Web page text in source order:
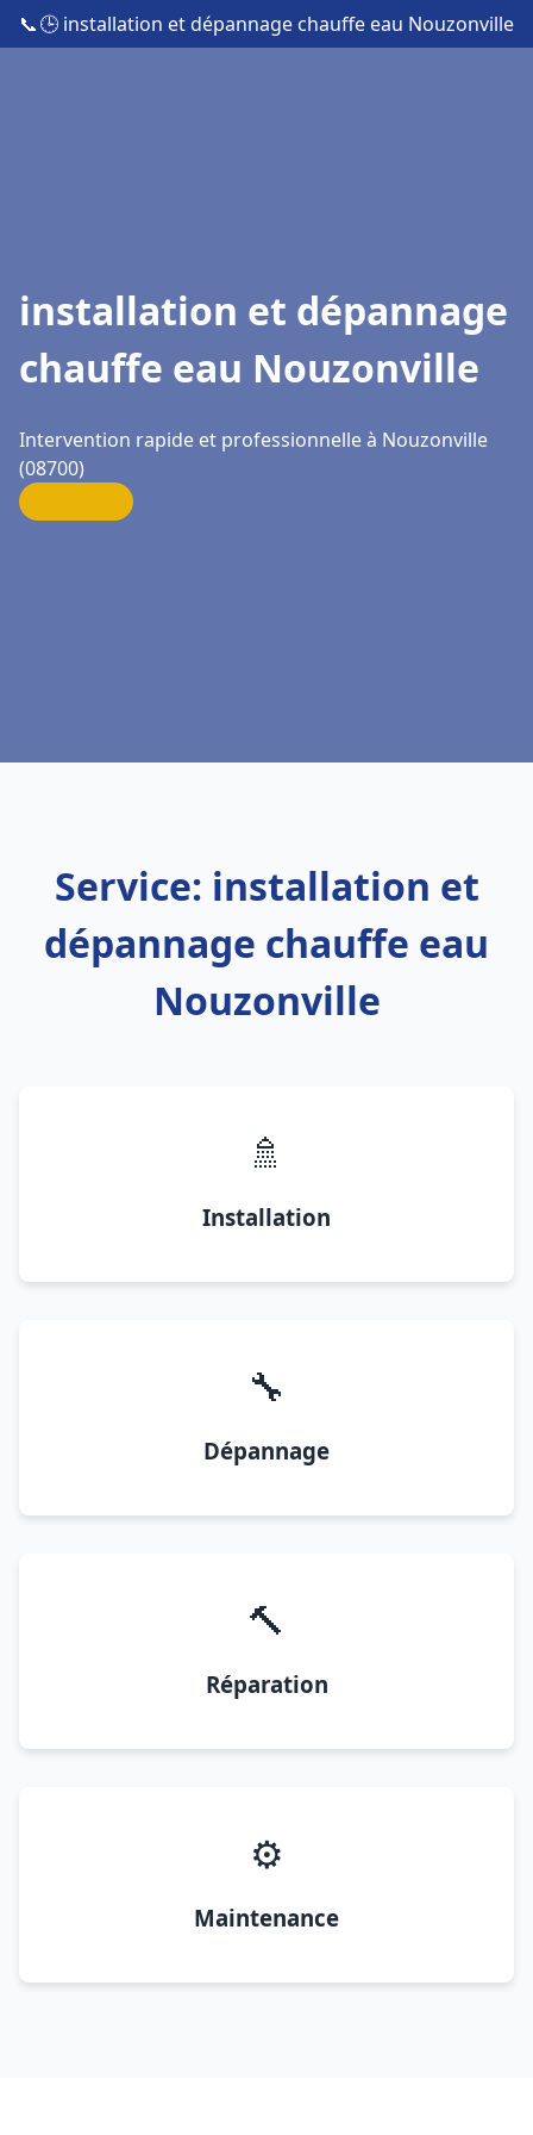
📞🕒 installation et dépannage chauffe eau Nouzonville
installation et dépannage
chauffe eau Nouzonville
Intervention rapide et professionnelle à Nouzonville
(08700)
Service: installation et
dépannage chauffe eau
Nouzonville
🚿
Installation
🔧
Dépannage
🔨
Réparation
⚙️
Maintenance